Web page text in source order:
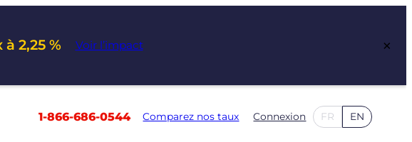
2,25 % Voir l’impact ×
1-866-686-0544 Comparez nos taux Connexion FR EN